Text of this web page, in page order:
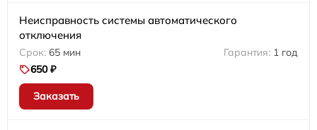
Неисправность системы автоматического
отключения
65 мин
1 год
650 ₽
Заказать